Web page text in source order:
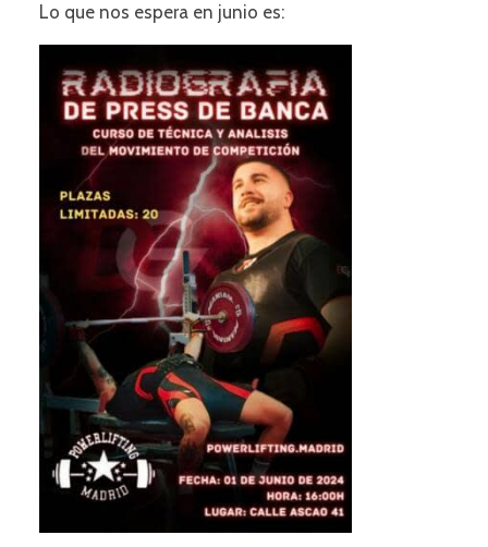
Lo que nos espera en junio es: